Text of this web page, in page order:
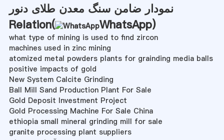
نمودار ضامن سنگ معدن طلای دنور
Relation(
WhatsApp)
what type of mining is used to find zircon
machines used in zinc mining
atomized metal powders plants for grainding media balls
positive impacts of gold
New System Calcite Grinding
Ball Mill Sand Production Plant For Sale
Gold Deposit Investment Project
Gold Processing Machine For Sale China
ethiopia small mineral grinding mill for sale
granite processing plant suppliers